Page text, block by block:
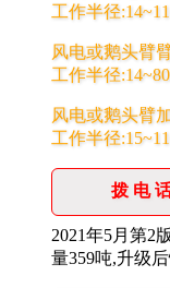
工作半径
风电或鹅头臂
工作半径
风电或鹅头臂
工作半径
拨电
2021年5月第2
量359吨,升级